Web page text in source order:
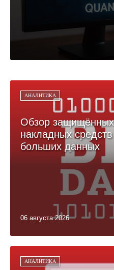
АНАЛИТИКА
Обзор
накладных
больших данных
06 августа 2026
АНАЛИТИКА